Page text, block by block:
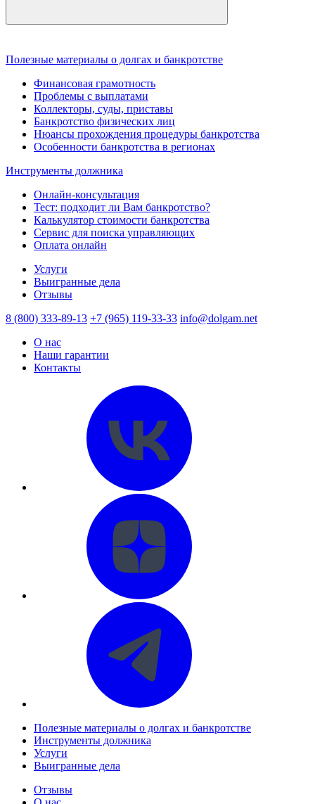
Полезные материалы о долгах и банкротстве
Финансовая грамотность
Проблемы с выплатами
Коллекторы, суды, приставы
Банкротство физических лиц
Нюансы прохождения процедуры банкротства
Особенности банкротства в регионах
Инструменты должника
Онлайн-консультация
Тест: подходит ли Вам банкротство?
Калькулятор стоимости банкротства
Сервис для поиска управляющих
Оплата онлайн
Услуги
Выигранные дела
Отзывы
8 (800) 333-89-13 +7 (965) 119-33-33 info@dolgam.net
О нас
Наши гарантии
Контакты
Полезные материалы о долгах и банкротстве
Инструменты должника
Услуги
Выигранные дела
Отзывы